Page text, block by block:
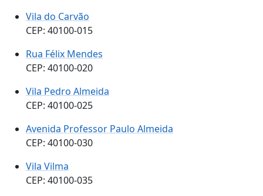
Vila do Carvão
CEP: 40100-015
Rua Félix Mendes
CEP: 40100-020
Vila Pedro Almeida
CEP: 40100-025
Avenida Professor Paulo Almeida
CEP: 40100-030
Vila Vilma
CEP: 40100-035